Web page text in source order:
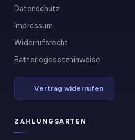
Datenschutz
Impressum
Widerrufsrecht
Batteriegesetzhinweise
Vertrag widerrufen
ZAHLUNGSARTEN